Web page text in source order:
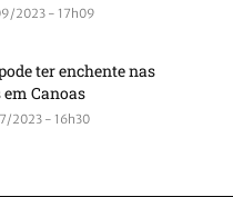
2023 - 17h09
ter enchente nas
Canoas
2023 - 16h30